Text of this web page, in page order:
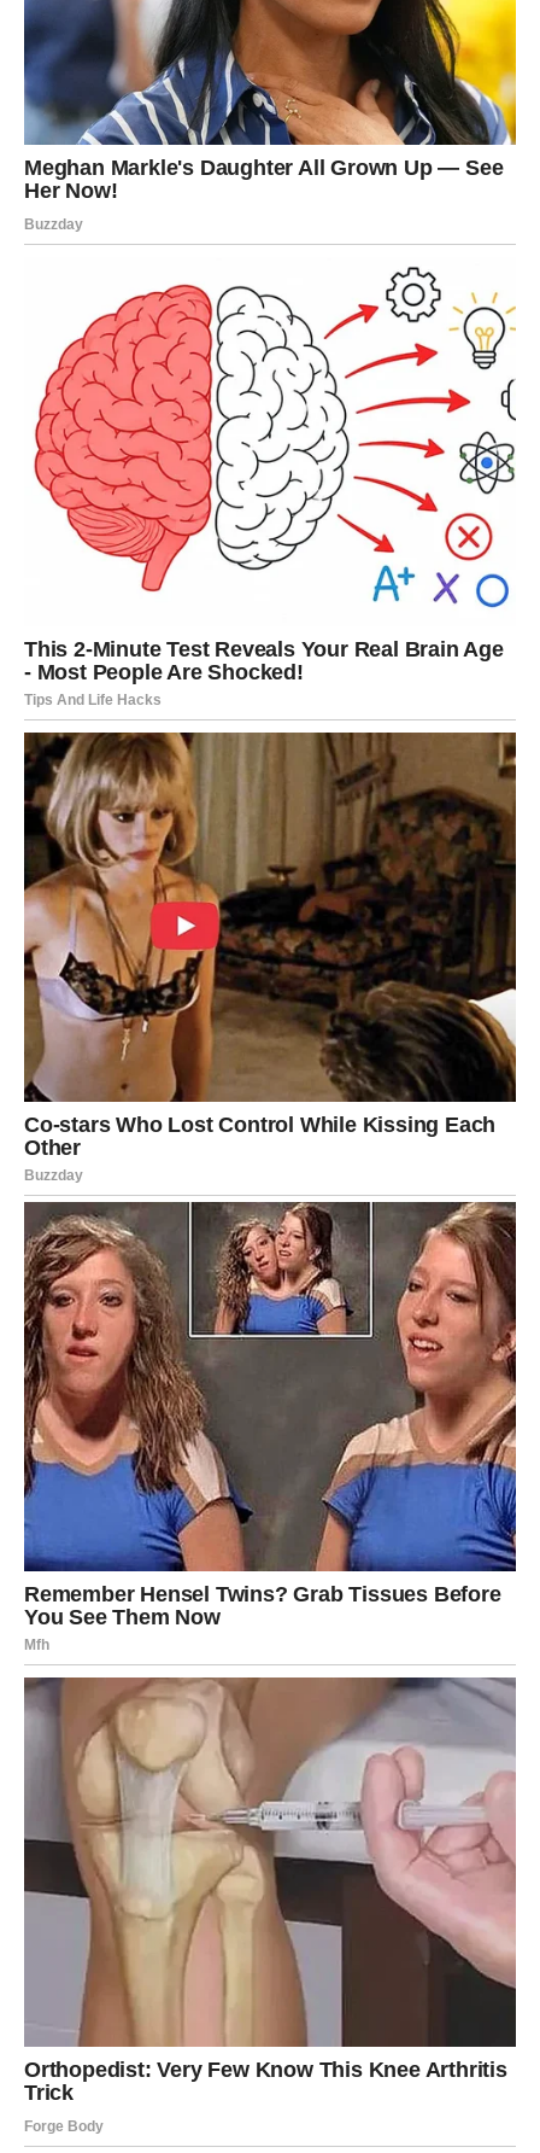
biti ključ uspeha.
Ljubav
dozvolite da ponos prekine nežnost.
Slobodni Lavovi mogu doživeti flert koji prelazi u nešto
ozbiljnije.
Posao
Moguće priznanje, pohvala, nova ponuda. Lav ulazi u fazu
u kojoj se njegovo znanje vidi.
Novac
Dobar period za pregovore, ali izbegnite trošenje na
dokazivanje statusa.
Poruka sedmice:Vaša snaga je magnet, ali vaša nežnost
je pobeda.
DEVICA – RAZJAŠNJENJE, RED
I UNUTRAŠNJI PREOKRET
Device ulaze u sedmicu u kojoj žele kontrolu, ali
univerzum traži poverenje. Ne možete sve držati pod
staklom. Neke stvari moraju da se osete, a ne analiziraju.
Ljubav
U vezi: razgovor koji rešava dilemu. Ako je bilo hladnoće
– sada dolazi prilika da se odnos popravi.
Slobodne Device: neko iz okruženja pokazuje
interesovanje. Nije glasno, ali je iskreno.
Posao
Produktivna sedmica. Device mogu završiti nešto važno
ili dobiti novu odgovornost.
Novac
Stabilno, ali nemojte se zaletati u rizična ulaganja.
Poruka sedmice:Ne morate sve razumeti da biste znali
da je istina.
VAGA – SRCE TRAŽI ISTINU, A
ŽIVOT RAVNOTEŽU
Vaga ulazi u period u kojem se sve vrti oko odnosa –
partnerskih, porodičnih, prijateljskih. Vi više ne želite
odnose u kojima stalno vi popravljate, objašnjavate i
balansirate.
Ljubav
U vezi: razgovor o budućnosti.
Slobodne Vage: neočekivano poznanstvo može krenuti
baš sada, i to sa osobom koja deluje stabilno.
Posao